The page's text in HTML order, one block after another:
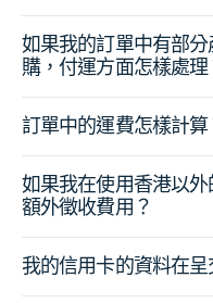
如果我的訂單中有部
購，付運方面怎樣處理
訂單中的運費怎樣計算
如果我在使用香港以
額外徵收費用？
我的信用卡的資料在